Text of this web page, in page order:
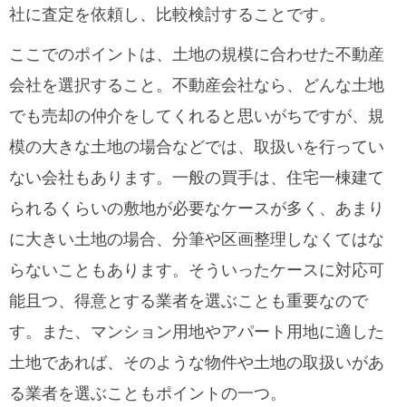
社に査定を依頼し、比較検討することです。
ここでのポイントは、土地の規模に合わせた不動産
会社を選択すること。不動産会社なら、どんな土地
でも売却の仲介をしてくれると思いがちですが、規
模の大きな土地の場合などでは、取扱いを行ってい
ない会社もあります。一般の買手は、住宅一棟建て
られるくらいの敷地が必要なケースが多く、あまり
に大きい土地の場合、分筆や区画整理しなくてはな
らないこともあります。そういったケースに対応可
能且つ、得意とする業者を選ぶことも重要なので
す。また、マンション用地やアパート用地に適した
土地であれば、そのような物件や土地の取扱いがあ
る業者を選ぶこともポイントの一つ。